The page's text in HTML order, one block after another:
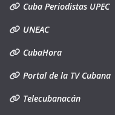
Cuba Periodistas UPEC
UNEAC
CubaHora
Portal de la TV Cubana
Telecubanacán